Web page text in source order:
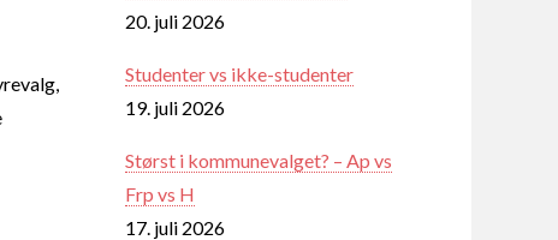
20. juli 2026
Studenter vs ikke-studenter
19. juli 2026
Størst i kommunevalget? – Ap vs
Frp vs H
17. juli 2026